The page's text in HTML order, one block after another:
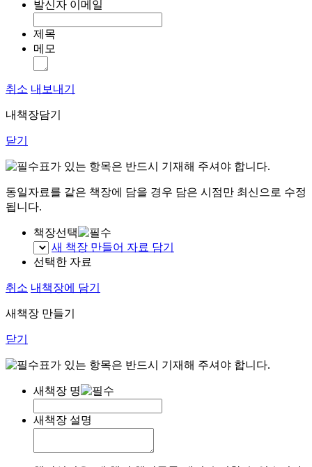
발신자 이메일
제목
메모
취소 내보내기
내책장담기
닫기
표가 있는 항목은 반드시 기재해 주셔야 합니다.
동일자료를 같은 책장에 담을 경우 담은 시점만 최신으로 수정
됩니다.
책장선택
새 책장 만들어 자료 담기
선택한 자료
취소 내책장에 담기
새책장 만들기
닫기
표가 있는 항목은 반드시 기재해 주셔야 합니다.
새책장 명
새책장 설명